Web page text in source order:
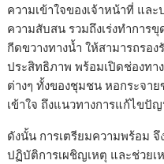
ความเข้าใจของเจ้าหน้าที่ แล
ความสับสน รวมถึงเร่งทำการ
กีดขวางทางน้ำ ให้สามารถรอ
ประสิทธิภาพ พร้อมเปิดช่องทา
ต่างๆ ทั้งของชุมชน หอกระจา
เข้าใจ ถึงแนวทางการแก้ไขปั
ดังนั้น การเตรียมความพร้อม
ปฏิบัติการเผชิญเหตุ และช่วยเ